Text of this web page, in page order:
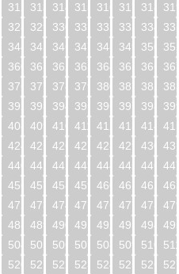
312 313 314 315 316 317 318
328 329 330 331 332 333 334
344 345 346 347 348 349 350
360 361 362 363 364 365 366
376 377 378 379 380 381 382
392 393 394 395 396 397 398
408 409 410 411 412 413 414
424 425 426 427 428 429 430
440 441 442 443 444 445 446
456 457 458 459 460 461 462
472 473 474 475 476 477 478
488 489 490 491 492 493 494
504 505 506 507 508 509 510
520 521 522 523 524 525 526